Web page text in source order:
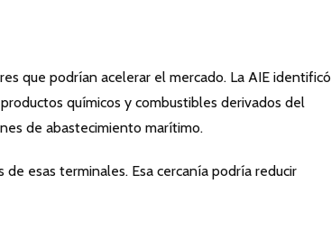
que podrían acelerar el mercado. La AIE identificó
químicos y combustibles derivados del
de abastecimiento marítimo.
esas terminales. Esa cercanía podría reducir